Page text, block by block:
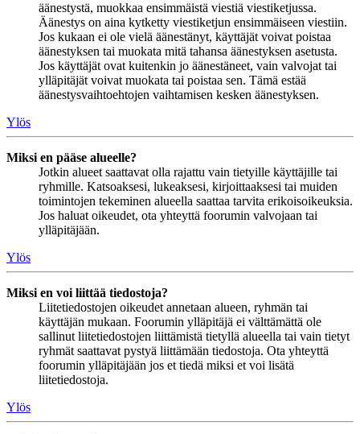
äänestystä, muokkaa ensimmäistä viestiä viestiketjussa.
Äänestys on aina kytketty viestiketjun ensimmäiseen viestiin.
Jos kukaan ei ole vielä äänestänyt, käyttäjät voivat poistaa
äänestyksen tai muokata mitä tahansa äänestyksen asetusta.
Jos käyttäjät ovat kuitenkin jo äänestäneet, vain valvojat tai
ylläpitäjät voivat muokata tai poistaa sen. Tämä estää
äänestysvaihtoehtojen vaihtamisen kesken äänestyksen.
Ylös
Miksi en pääse alueelle?
Jotkin alueet saattavat olla rajattu vain tietyille käyttäjille tai
ryhmille. Katsoaksesi, lukeaksesi, kirjoittaaksesi tai muiden
toimintojen tekeminen alueella saattaa tarvita erikoisoikeuksia.
Jos haluat oikeudet, ota yhteyttä foorumin valvojaan tai
ylläpitäjään.
Ylös
Miksi en voi liittää tiedostoja?
Liitetiedostojen oikeudet annetaan alueen, ryhmän tai
käyttäjän mukaan. Foorumin ylläpitäjä ei välttämättä ole
sallinut liitetiedostojen liittämistä tietyllä alueella tai vain tietyt
ryhmät saattavat pystyä liittämään tiedostoja. Ota yhteyttä
foorumin ylläpitäjään jos et tiedä miksi et voi lisätä
liitetiedostoja.
Ylös